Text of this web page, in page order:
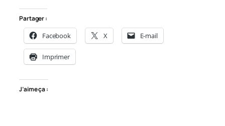
Partager :
Facebook X E-mail
Imprimer
J’aime ça :